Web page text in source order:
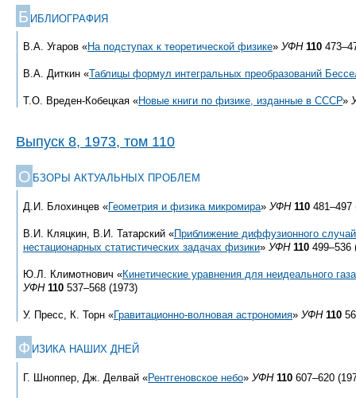
Б ИБЛИОГРАФИЯ
В.А. Угаров «На подступах к теоретической физике» УФН 110
В.А. Диткин «Таблицы формул интегральных преобразований
Т.О. Вреден-Кобецкая «Новые книги по физике, изданные в СССР»
Выпуск 8, 1973, том 110
О БЗОРЫ АКТУАЛЬНЫХ ПРОБЛЕМ
Д.И. Блохинцев «Геометрия и физика микромира» УФН 110 481–497
В.И. Кляцкин, В.И. Татарский «Приближение диффузионного
нестационарных статистических задачах физики» УФН 110 499–536
Ю.Л. Климотнович «Кинетические уравнения для неидеального
УФН 110 537–568 (1973)
У. Пресс, К. Торн «Гравитационно-волновая астрономия» УФН 110
Ф ИЗИКА НАШИХ ДНЕЙ
Г. Шноппер, Дж. Делвай «Рентгеновское небо» УФН 110 607–620